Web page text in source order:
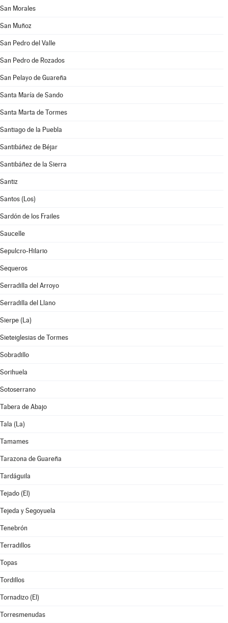
San Morales
San Muñoz
San Pedro del Valle
San Pedro de Rozados
San Pelayo de Guareña
Santa María de Sando
Santa Marta de Tormes
Santiago de la Puebla
Santibáñez de Béjar
Santibáñez de la Sierra
Santiz
Santos (Los)
Sardón de los Frailes
Saucelle
Sepulcro-Hilario
Sequeros
Serradilla del Arroyo
Serradilla del Llano
Sierpe (La)
Sieteiglesias de Tormes
Sobradillo
Sorihuela
Sotoserrano
Tabera de Abajo
Tala (La)
Tamames
Tarazona de Guareña
Tardáguila
Tejado (El)
Tejeda y Segoyuela
Tenebrón
Terradillos
Topas
Tordillos
Tornadizo (El)
Torresmenudas